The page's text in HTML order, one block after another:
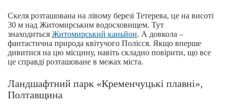
Скеля розташована на лівому березі Тетерева, це на висоті
30 м над Житомирським водосховищем. Тут
знаходиться Житомирський каньйон. А довкола –
фантастична природа квітучого Полісся. Якщо вперше
дивитися на цю місцину, навіть складно повірити, що все
це справді розташоване в межах міста.
Ландшафтний парк «Кременчуцькі плавні»,
Полтавщина